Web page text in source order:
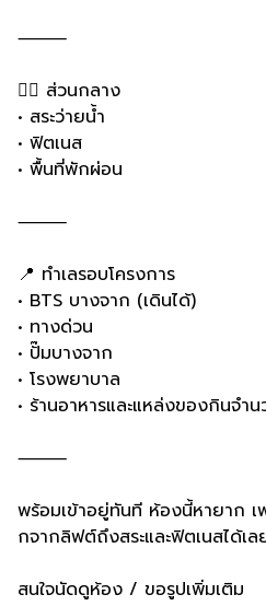
⸻
🏊‍♂️ ส่วนกลาง
• สระว่ายน้ำ
• ฟิตเนส
• พื้นที่พักผ่อน
⸻
📍 ทำเลรอบโครงการ
• BTS บางจาก (เดินได้)
• ทางด่วน
• ปั๊มบางจาก
• โรงพยาบาล
• ร้านอาหารและแหล่งของกินจำ
⸻
พร้อมเข้าอยู่ทันที ห้องนี้หายาก เ
กจากลิฟต์ถึงสระและฟิตเนสได้เล
สนใจนัดดูห้อง / ขอรูปเพิ่มเติม